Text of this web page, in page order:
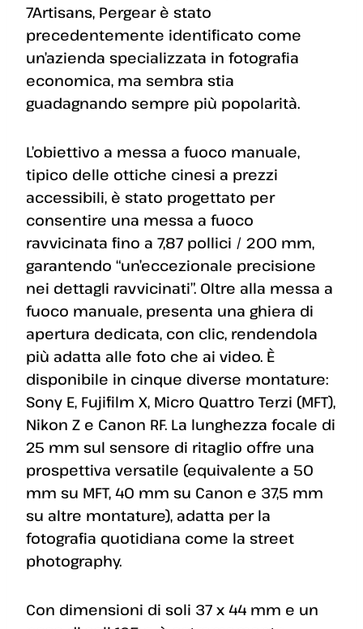
7Artisans, Pergear è stato
precedentemente identificato come
un’azienda specializzata in fotografia
economica, ma sembra stia
guadagnando sempre più popolarità.
L’obiettivo a messa a fuoco manuale,
tipico delle ottiche cinesi a prezzi
accessibili, è stato progettato per
consentire una messa a fuoco
ravvicinata fino a 7,87 pollici / 200 mm,
garantendo “un’eccezionale precisione
nei dettagli ravvicinati”. Oltre alla messa a
fuoco manuale, presenta una ghiera di
apertura dedicata, con clic, rendendola
più adatta alle foto che ai video. È
disponibile in cinque diverse montature:
Sony E, Fujifilm X, Micro Quattro Terzi (MFT),
Nikon Z e Canon RF. La lunghezza focale di
25 mm sul sensore di ritaglio offre una
prospettiva versatile (equivalente a 50
mm su MFT, 40 mm su Canon e 37,5 mm
su altre montature), adatta per la
fotografia quotidiana come la street
photography.
Con dimensioni di soli 37 x 44 mm e un